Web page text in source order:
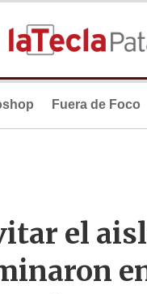
Fuera de Foco
el